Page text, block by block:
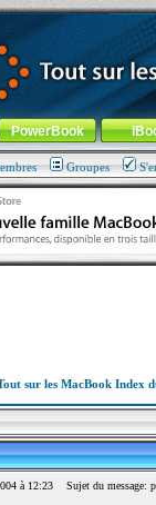
-Aller au menu de
PowerBook
Groupes
sur les MacBook Index
à 12:23 Sujet du message: